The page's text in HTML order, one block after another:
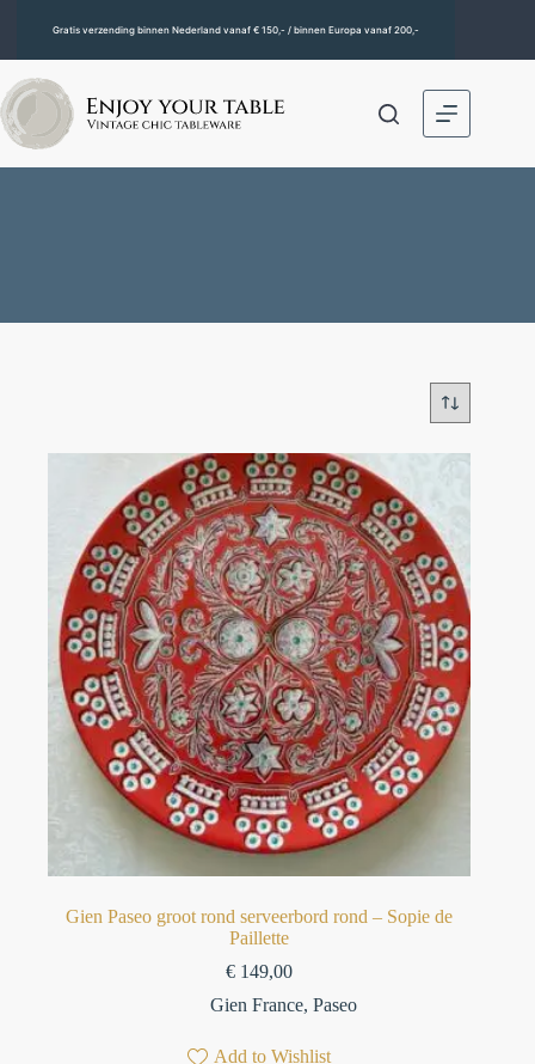
Gratis verzending binnen Nederland vanaf € 150,- / binnen Europa vanaf 200,-
Gien Paseo groot rond serveerbord rond – Sopie de
Paillette
€ 149,00
Gien France, Paseo
Add to Wishlist